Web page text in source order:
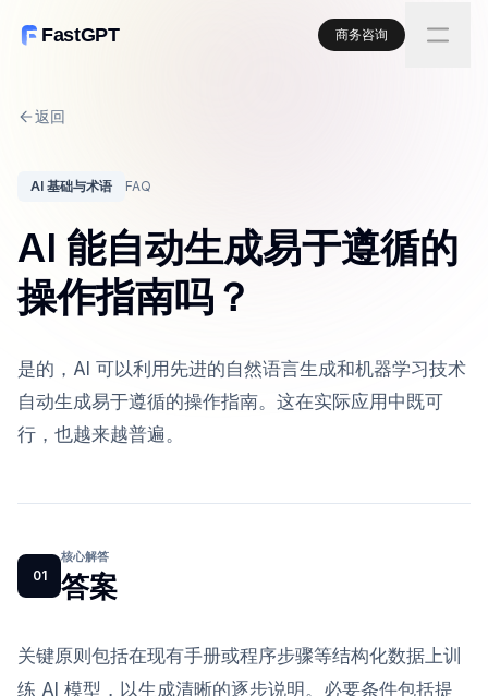
FastGPT 商务咨询
返回
AI 基础与术语 FAQ
AI 能自动生成易于遵循的
操作指南吗？
是的，AI 可以利用先进的自然语言生成和机器学习技术
自动生成易于遵循的操作指南。这在实际应用中既可
行，也越来越普遍。
01
核心解答
答案
关键原则包括在现有手册或程序步骤等结构化数据上训
练 AI 模型，以生成清晰的逐步说明。必要条件包括提